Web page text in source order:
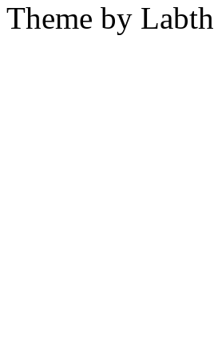
Theme by